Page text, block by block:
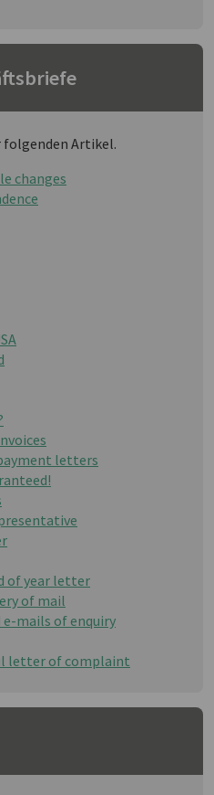
folgenden Artikel.
changes
letters
of year letter
of mail
mails of enquiry
letter of complaint